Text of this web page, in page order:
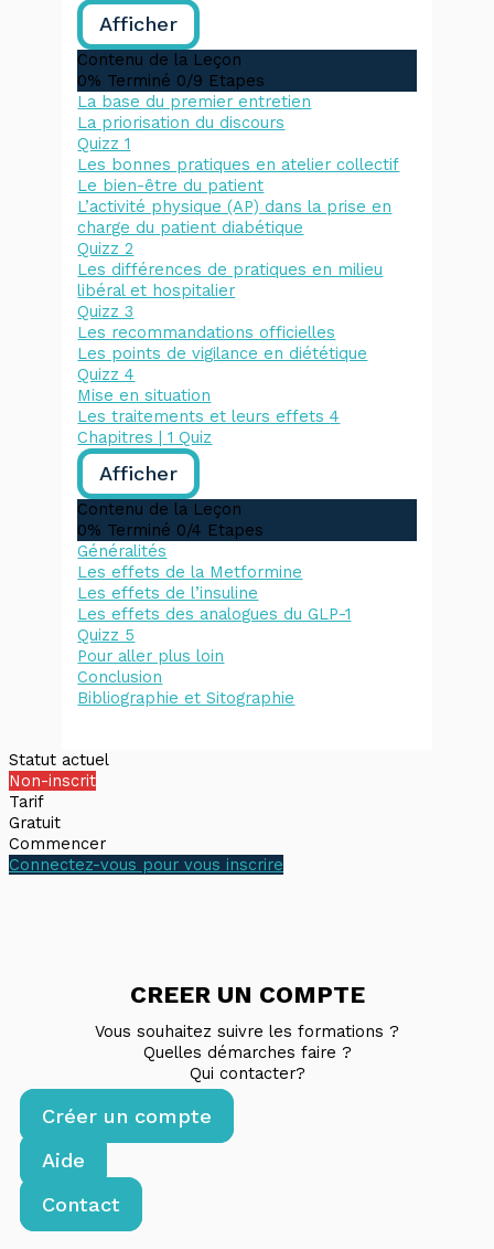
Afficher
Contenu de la Leçon
0% Terminé 0/9 Etapes
La base du premier entretien
La priorisation du discours
Quizz 1
Les bonnes pratiques en atelier collectif
Le bien-être du patient
L’activité physique (AP) dans la prise en
charge du patient diabétique
Quizz 2
Les différences de pratiques en milieu
libéral et hospitalier
Quizz 3
Les recommandations officielles
Les points de vigilance en diététique
Quizz 4
Mise en situation
Les traitements et leurs effets4
Chapitres
1 Quiz
Afficher
Contenu de la Leçon
0% Terminé 0/4 Etapes
Généralités
Les effets de la Metformine
Les effets de l’insuline
Les effets des analogues du GLP-1
Quizz 5
Pour aller plus loin
Conclusion
Bibliographie et Sitographie
Statut actuel
Non-inscrit
Tarif
Gratuit
Commencer
Connectez-vous pour vous inscrire
CREER UN COMPTE
Vous souhaitez suivre les formations ?
Quelles démarches faire ?
Qui contacter?
Créer un compte
Aide
Contact